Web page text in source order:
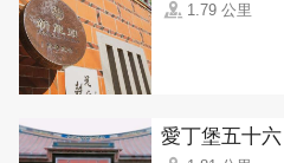
1.79 公里
愛丁堡五十六